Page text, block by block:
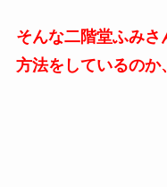
そんな二階堂ふみ
方法をしているのか